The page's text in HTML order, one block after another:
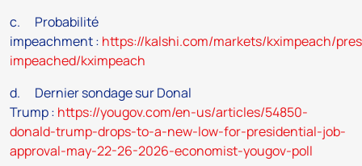
c. Probabilité
impeachment : https://kalshi.com/markets/kximpeach/
impeached/kximpeach
d. Dernier sondage sur Donal
Trump : https://yougov.com/en-us/articles/54850-
donald-trump-drops-to-a-new-low-for-presidential-job-
approval-may-22-26-2026-economist-yougov-poll